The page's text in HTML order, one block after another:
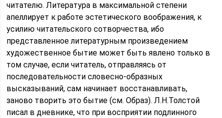
читателю. Литература в максимальной степени
апеллирует к работе эстетического воображения, к
усилию читательского сотворчества, ибо
представленное литературным произведением
художественное бытие может быть явлено только в
том случае, если читатель, отправляясь от
последовательности словесно-образных
высказываний, сам начинает восстанавливать,
заново творить это бытие (см. Образ). Л.Н.Толстой
писал в дневнике, что при восприятии подлинного